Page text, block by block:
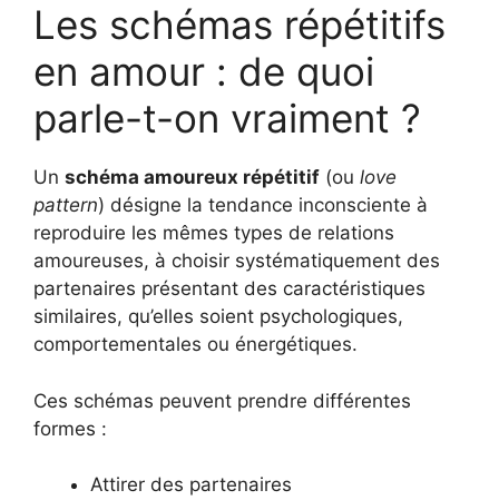
Les schémas répétitifs
en amour : de quoi
parle-t-on vraiment ?
Un schéma amoureux répétitif (ou love
pattern) désigne la tendance inconsciente à
reproduire les mêmes types de relations
amoureuses, à choisir systématiquement des
partenaires présentant des caractéristiques
similaires, qu’elles soient psychologiques,
comportementales ou énergétiques.
Ces schémas peuvent prendre différentes
formes :
Attirer des partenaires